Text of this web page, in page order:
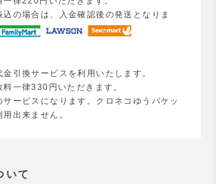
の場合は、入金確認後の発送となりま
金引換サービスを利用いたします。
一律330円いただきます。
サービスになります。クロネコゆうパケッ
用出来ません。
いて